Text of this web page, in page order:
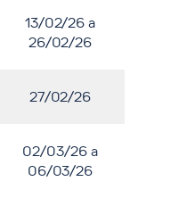
13/02/26 a
26/02/26
27/02/26
02/03/26 a
06/03/26